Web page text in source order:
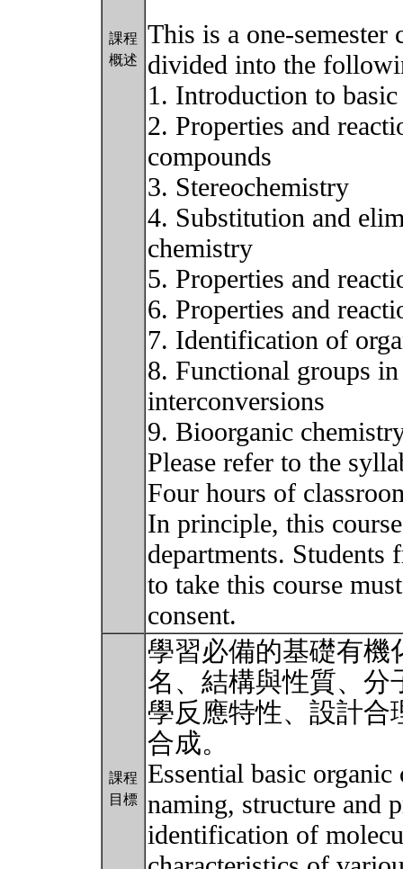
課程
概述
This is a one-semester
divided into the
1. Introduction to
2. Properties and
compounds
3. Stereochemistry
4. Substitution and
chemistry
5. Properties and
6. Properties and
7. Identification of
8. Functional groups
interconversions
9. Bioorganic
Please refer to the
Four hours of
In principle, this
departments.
to take this course
consent.
課程
目標
學習必備的基礎有機
名、結構與性質、分
學反應特性、設計合
合成。
Essential basic
naming, structure and
identification of